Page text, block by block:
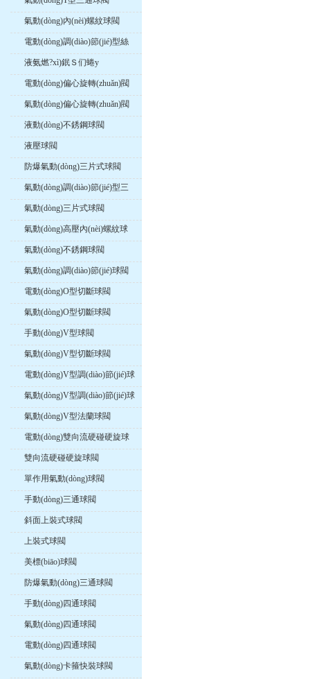
氣動(dòng)內(nèi)螺紋球閥
電動(dòng)調(diào)節(jié)型絲
口球閥
液氨燃?xì)鈱Ｓ们蜷y
電動(dòng)偏心旋轉(zhuǎn)閥
氣動(dòng)偏心旋轉(zhuǎn)閥
液動(dòng)不銹鋼球閥
液壓球閥
防爆氣動(dòng)三片式球閥
氣動(dòng)調(diào)節(jié)型三
片式球閥
氣動(dòng)三片式球閥
氣動(dòng)高壓內(nèi)螺紋球
閥
氣動(dòng)不銹鋼球閥
氣動(dòng)調(diào)節(jié)球閥
電動(dòng)O型切斷球閥
氣動(dòng)O型切斷球閥
手動(dòng)V型球閥
氣動(dòng)V型切斷球閥
電動(dòng)V型調(diào)節(jié)球
閥
氣動(dòng)V型調(diào)節(jié)球
閥
氣動(dòng)V型法蘭球閥
電動(dòng)雙向流硬碰硬旋球
閥
雙向流硬碰硬旋球閥
單作用氣動(dòng)球閥
手動(dòng)三通球閥
斜面上裝式球閥
上裝式球閥
美標(biāo)球閥
防爆氣動(dòng)三通球閥
手動(dòng)四通球閥
氣動(dòng)四通球閥
電動(dòng)四通球閥
氣動(dòng)卡箍快裝球閥